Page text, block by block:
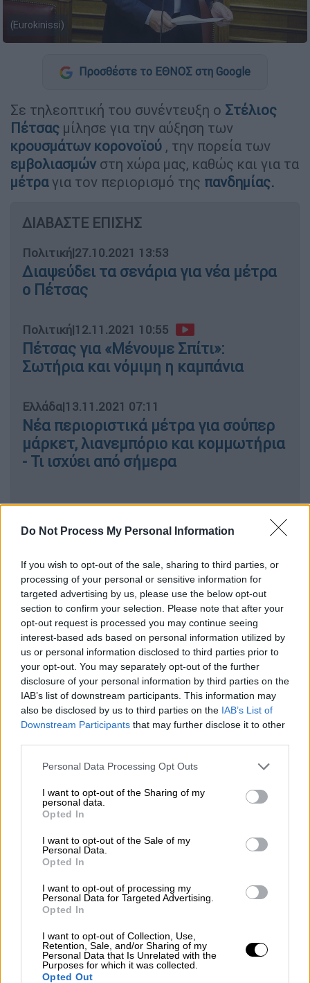
Do Not Process My Personal Information
If you wish to opt-out of the sale, sharing to third parties, or
processing of your personal or sensitive information for
targeted advertising by us, please use the below opt-out
section to confirm your selection. Please note that after your
opt-out request is processed you may continue seeing
interest-based ads based on personal information utilized by
us or personal information disclosed to third parties prior to
your opt-out. You may separately opt-out of the further
disclosure of your personal information by third parties on the
IAB’s list of downstream participants. This information may
also be disclosed by us to third parties on the IAB’s List of
Downstream Participants that may further disclose it to other
Please note that this website/app uses one or more Google
not limited to your visit or usage behaviour. You may click to
grant or deny consent to Google and its third-party tags to
use your data for below specified purposes in below Google
consent section.
Personal Data Processing Opt Outs
I want to opt-out of the Sharing of my
personal data.
Opted In
I want to opt-out of the Sale of my
Personal Data.
Opted In
I want to opt-out of processing my
Personal Data for Targeted Advertising.
Opted In
I want to opt-out of Collection, Use,
Retention, Sale, and/or Sharing of my
Personal Data that Is Unrelated with the
Purposes for which it was collected.
Opted Out
(Eurokinissi)
Προσθέστε το ΕΘΝΟΣ στη Google
Σε τηλεοπτική του συνέντευξη ο Στέλιος
Πέτσας μίλησε για την αύξηση των
κρουσμάτων κορονοϊού , την πορεία των
εμβολιασμώνστη χώρα μας, καθώς και για τα
μέτρα για τον περιορισμό της πανδημίας.
ΔΙΑΒΑΣΤΕ ΕΠΙΣΗΣ
Πολιτική|27.10.2021 13:53
Διαψεύδει τα σενάρια για νέα μέτρα
ο Πέτσας
Πολιτική|12.11.2021 10:55
Πέτσας για «Μένουμε Σπίτι»:
Σωτήρια και νόμιμη η καμπάνια
Ελλάδα|13.11.2021 07:11
Νέα περιοριστικά μέτρα για σούπερ
μάρκετ, λιανεμπόριο και κομμωτήρια
- Τι ισχύει από σήμερα
«Από το Δεκέμβριοπιστεύω ότι θα έχουμε
ληφθούν νέα μέτρα», είπε και σχολίασε την
άποψη κάποιων από τους ειδικούς, για
απαγόρευση εισόδου των ανεμβολίαστων
χωρίς τεστ παντού. «Πάντα ακούμε τη γνώμη
των ειδικών και λαμβάνουμε τις αποφάσεις
μας. Τα νούμερα μας δείχνουν το δρόμο, και
τα νούμερα δείχνουν ότι είμαστε σε μάλλον
καλό δρόμο, τουλάχιστον τα νούμερα των
εμβολιασμών, που έχουν αυξηθεί τις
τελευταίες δύο εβδομάδες», ανέφερε στο
Mega.
Πτώση κρουσμάτων αλλά
Χριστούγεννα με περιορισμούς
«Γίνεται μάχη για την
ανακόψουμε την πορεία της πανδημίας. Κατά
τη γνώμη μου δεν έχει ξεφύγει η πανδημία.
κρούσματα, τα είχαμε προβλέψει από το
καλοκαίρι, λέγαμε για την πανδημία των
ανεμβολίαστων. Παρακαλώ όλους να
θωρακίσουν τον εαυτό τους. Οι άνθρωποι
που δεν ήθελαν να εμβολιαστούν, θα έπρεπε